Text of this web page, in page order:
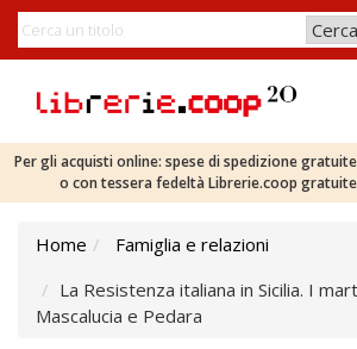
Per gli acquisti online: spese di spedizione
o con tessera fedeltà Librerie.coop
Home
Famiglia e relazioni
La Resistenza italiana in Sicilia. I
Mascalucia e Pedara